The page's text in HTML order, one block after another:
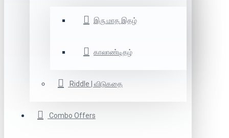
இரு மாத இதழ்
காலாண்டிதழ்
Riddle | விடுகதை
Combo Offers